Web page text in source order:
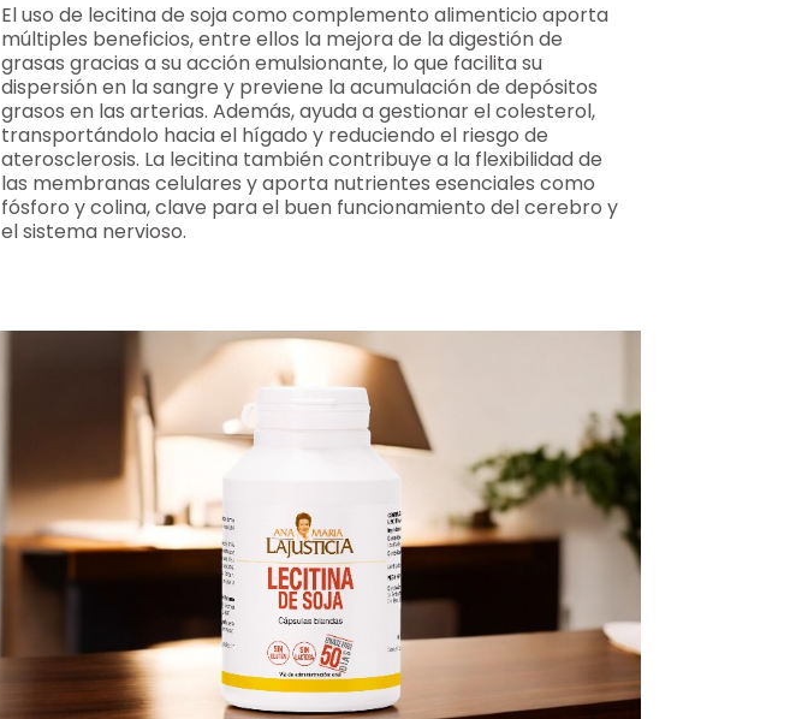
El uso de lecitina de soja como complemento alimenticio aporta
múltiples beneficios, entre ellos la mejora de la digestión de
grasas gracias a su acción emulsionante, lo que facilita su
dispersión en la sangre y previene la acumulación de depósitos
grasos en las arterias. Además, ayuda a gestionar el colesterol,
transportándolo hacia el hígado y reduciendo el riesgo de
aterosclerosis. La lecitina también contribuye a la flexibilidad de
las membranas celulares y aporta nutrientes esenciales como
fósforo y colina, clave para el buen funcionamiento del cerebro y
el sistema nervioso.